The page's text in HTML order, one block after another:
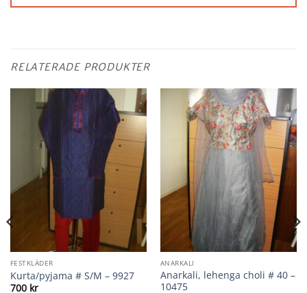
RELATERADE PRODUKTER
FESTKLÄDER
Kurta/pyjama # S/M – 9927
700 kr
ANARKALI
Anarkali, lehenga choli # 40 –
10475